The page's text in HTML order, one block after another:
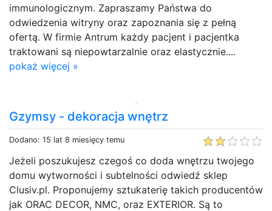
immunologicznym. Zapraszamy Państwa do
odwiedzenia witryny oraz zapoznania się z pełną
ofertą. W firmie Antrum każdy pacjent i pacjentka
traktowani są niepowtarzalnie oraz elastycznie....
pokaż więcej »
Gzymsy - dekoracja wnętrz
Dodano: 15 lat 8 miesięcy temu
Jeżeli poszukujesz czegoś co doda wnętrzu twojego
domu wytworności i subtelności odwiedź sklep
Clusiv.pl. Proponujemy sztukaterię takich producentów
jak ORAC DECOR, NMC, oraz EXTERIOR. Są to